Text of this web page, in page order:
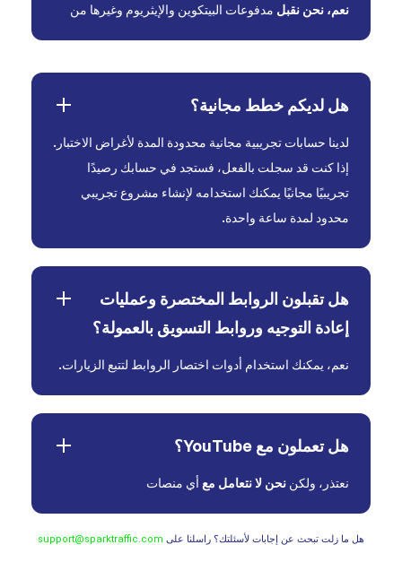
نعم، نحن نقبل مدفوعات البيتكوين والإيثريوم وغيرها من
هل لديكم خطط مجانية؟
لدينا حسابات تجريبية مجانية محدودة المدة لأغراض الاختبار.
إذا كنت قد سجلت بالفعل، فستجد في حسابك رصيدًا
تجريبيًا مجانيًا يمكنك استخدامه لإنشاء مشروع تجريبي
محدود لمدة ساعة واحدة.
هل تقبلون الروابط المختصرة وعمليات
إعادة التوجيه وروابط التسويق بالعمولة؟
نعم، يمكنك استخدام أدوات اختصار الروابط لتتبع الزيارات.
هل تعملون مع YouTube؟
نعتذر، ولكن نحن لا نتعامل مع أي منصات
هل ما زلت تبحث عن إجابات لأسئلتك؟ راسلنا على support@sparktraffic.com